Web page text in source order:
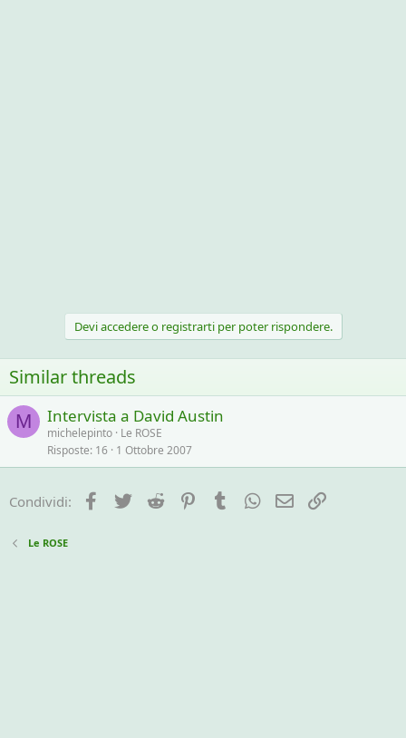
Devi accedere o registrarti per poter rispondere.
Similar threads
M Intervista a David Austin
michelepinto Le ROSE
Risposte 16 1 Ottobre 2007
Condividi: Facebook
Twitter Reddit PinterestTumblrWhatsApp
e-mail
Le ROSE